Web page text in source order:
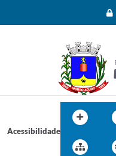
Acessibilidade